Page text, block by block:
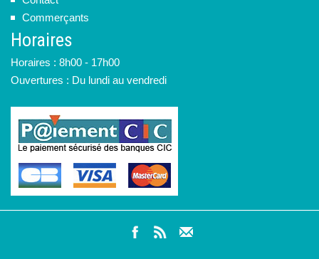
Commerçants
Horaires
Horaires : 8h00 - 17h00
Ouvertures : Du lundi au vendredi